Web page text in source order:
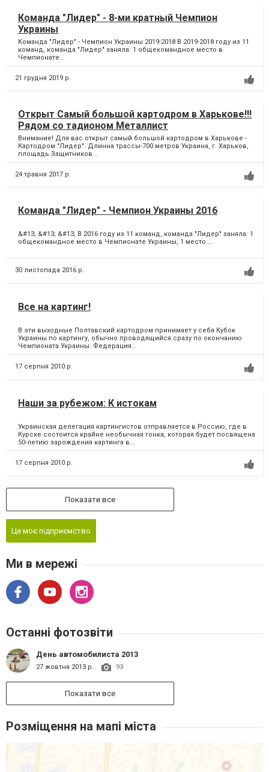
Команда "Лидер" - 8-ми кратный Чемпион
Украины
Команда "Лидер" - Чемпион Украины 2019-2018 В 2019-2018 году из 11
команд, команда "Лидер" заняла: 1 общекомандное место в
Чемпионате...
21 грудня 2019 р.
Открыт Самый большой картодром в Харькове!!!
Рядом со тадионом Металлист
Внимание! Для вас открыт самый большой картодром в Харькове -
Картодром "Лидер". Длинна трассы-700 метров Украина, г. Харьков,
площадь Защитников...
24 травня 2017 р.
Команда "Лидер" - Чемпион Украины 2016
&#13; &#13; &#13; В 2016 году из 11 команд, команда "Лидер" заняла: 1
общекомандное место в Чемпионате Украины, 1 место...
30 листопада 2016 р.
Все на картинг!
В эти выходные Полтавский картодром принимает у себя Кубок
Украины по картингу, обычно проводящийся сразу по окончанию
Чемпионата Украины. Федерация...
17 серпня 2010 р.
Наши за рубежом: К истокам
Украинская делегация картингистов отправляется в Россию, где в
Курске состоится крайне необычная гонка, которая будет посвящена
50-летию зарождения картинга в...
17 серпня 2010 р.
Показати все
Це моє підприємство
Ми в мережі
Останні фотозвіти
День автомобилиста 2013
27 жовтня 2013 р. 93
Показати все
Розміщення на мапі міста